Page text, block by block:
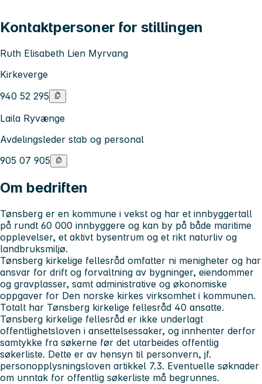
Kontaktpersoner for stillingen
Ruth Elisabeth Lien Myrvang
Kirkeverge
940 52 295
Laila Ryvænge
Avdelingsleder stab og personal
905 07 905
Om bedriften
Tønsberg er en kommune i vekst og har et innbyggertall
på rundt 60 000 innbyggere og kan by på både maritime
opplevelser, et aktivt bysentrum og et rikt naturliv og
landbruksmiljø.
Tønsberg kirkelige fellesråd omfatter ni menigheter og har
ansvar for drift og forvaltning av bygninger, eiendommer
og gravplasser, samt administrative og økonomiske
oppgaver for Den norske kirkes virksomhet i kommunen.
Totalt har Tønsberg kirkelige fellesråd 40 ansatte.
Tønsberg kirkelige fellesråd er ikke underlagt
offentlighetsloven i ansettelsessaker, og innhenter derfor
samtykke fra søkerne før det utarbeides offentlig
søkerliste. Dette er av hensyn til personvern, jf.
personopplysningsloven artikkel 7.3. Eventuelle søknader
om unntak for offentlig søkerliste må begrunnes.